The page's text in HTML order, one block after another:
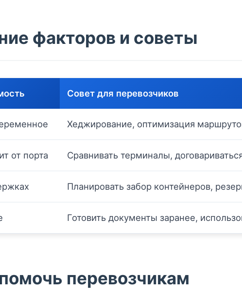
факторов и советы
Совет для перевозчиков
Хеджирование, оптимизация
от порта Сравнивать терминалы,
Планировать забор контейнеров,
Готовить документы заранее,
перевозчикам